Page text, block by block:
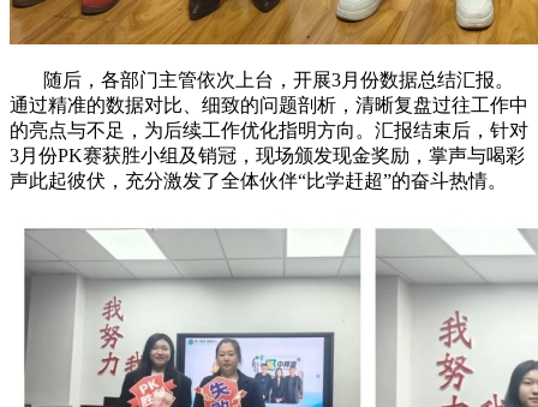
随后，各部门主管依次上台，开展3月份数据总结汇报。
通过精准的数据对比、细致的问题剖析，清晰复盘过往工作中
的亮点与不足，为后续工作优化指明方向。汇报结束后，针对
3月份PK赛获胜小组及销冠，现场颁发现金奖励，掌声与喝彩
声此起彼伏，充分激发了全体伙伴“比学赶超”的奋斗热情。